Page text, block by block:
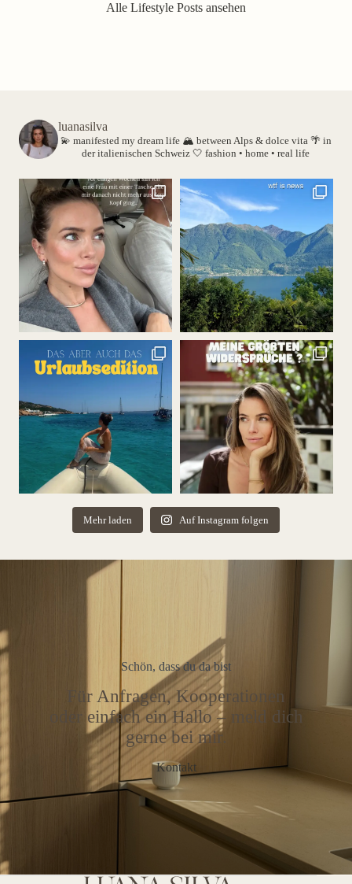
Alle Lifestyle Posts ansehen
luanasilva
💫 manifested my dream life 🏔️ between Alps & dolce vita 🌴 in
der italienischen Schweiz 🤍 fashion • home • real life
Mehr laden Auf Instagram folgen
Schön, dass du da bist
Für Anfragen, Kooperationen
oder einfach ein Hallo – meld dich
gerne bei mir.
Kontakt